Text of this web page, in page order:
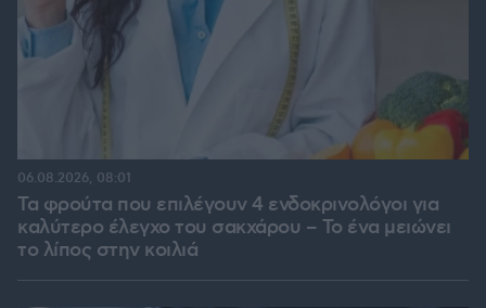
Τα φρούτα που επιλέγουν 4 ενδοκρινολόγοι για
καλύτερο έλεγχο του σακχάρου – Το ένα μειώνει
το λίπος στην κοιλιά
06.08.2026, 08:01